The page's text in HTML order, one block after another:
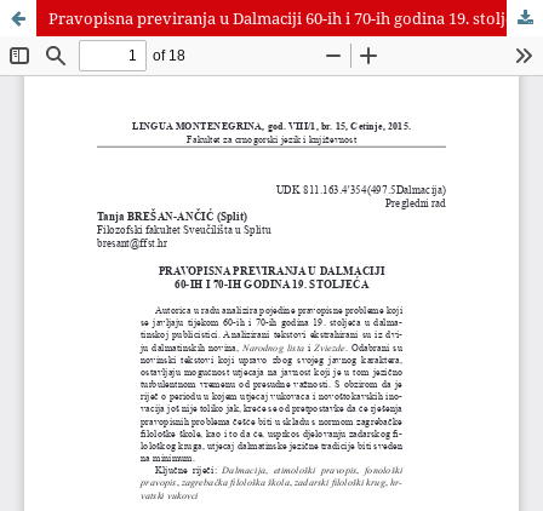
Pravopisna previranja u Dalmaciji 60-ih i 70-ih godina 19. stoljeća